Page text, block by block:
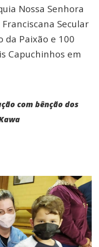
Nossa Senhora
Secular
da Paixão e 100
Capuchinhos em
com bênção dos